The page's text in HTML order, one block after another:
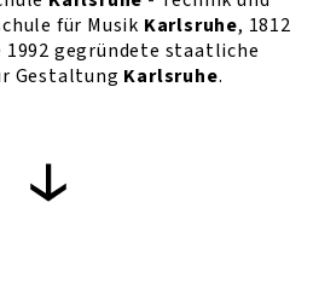
für Musik Karlsruhe, 1812
1992 gegründete staatliche
Gestaltung Karlsruhe.